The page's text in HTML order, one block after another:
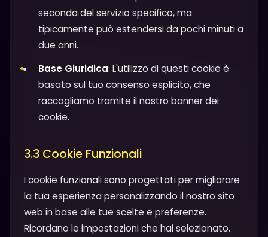
seconda del servizio specifico, ma
tipicamente può estendersi da pochi minuti a
due anni.
Base Giuridica: L'utilizzo di questi cookie è
basato sul tuo consenso esplicito, che
raccogliamo tramite il nostro banner dei
cookie.
3.3 Cookie Funzionali
I cookie funzionali sono progettati per migliorare
la tua esperienza personalizzando il nostro sito
web in base alle tue scelte e preferenze.
Ricordano le impostazioni che hai selezionato,